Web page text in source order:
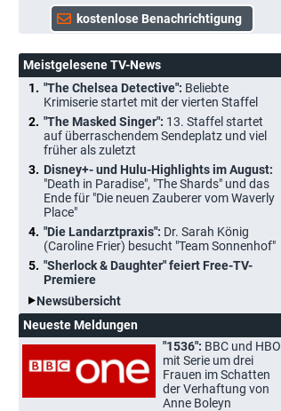
Meistgelesene TV-News
"The Chelsea Detective": Beliebte
Krimiserie startet mit der vierten Staffel
"The Masked Singer": 13. Staffel startet
auf überraschendem Sendeplatz und viel
früher als zuletzt
Disney+- und Hulu-Highlights im August:
"Death in Paradise", "The Shards" und das
Ende für "Die neuen Zauberer vom Waverly
Place"
"Die Landarztpraxis": Dr. Sarah König
(Caroline Frier) besucht "Team Sonnenhof"
"Sherlock & Daughter" feiert Free-TV-
Premiere
Newsübersicht
Neueste Meldungen
"1536": BBC und HBO
mit Serie um drei
Frauen im Schatten
der Verhaftung von
Anne Boleyn